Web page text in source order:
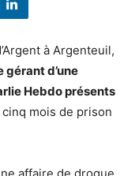
à Argenteuil,
gérant d’une
Hebdo présents
mois de prison